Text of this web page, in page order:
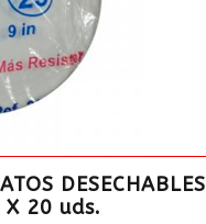
DESECHABLES
X 20 uds.